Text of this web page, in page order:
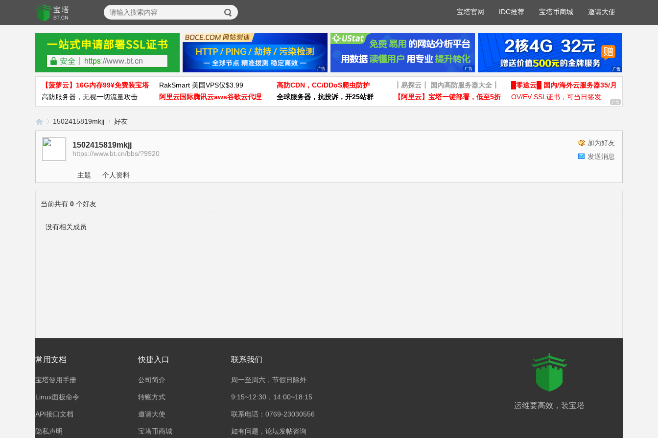
宝塔官网 IDC推荐 宝塔币商城 邀请大使
【菠萝云】16G内存99¥免费装宝塔 RakSmart 美国VPS仅$3.99 高防CDN，CC/DDoS爬虫防护 ┃易探云┃ 国内高防服务器大全┃
█零途云█ 国内/海外云服务器35/月
高防服务器，无视一切流量攻击
阿里云国际腾讯云aws谷歌云代理 全球服务器，抗投诉，开25站群 【阿里云】宝塔一键部署，低至5折 OV/EV SSL证书，可当日签发
宝
面
›
1502415819mkjj 好友
加为好友
发送消息
1502415819mkjj
https://www.bt.cn/bbs/?9920
主题 个人资料
当前共有 0 个好友
没有相关成员
常用文档
宝塔使用手册
Linux面板命令
API接口文档
隐私声明
快捷入口
公司简介
转账方式
邀请大使
宝塔币商城
联系我们
周一至周六，节假日除外
9:15~12:30，14:00~18:15
联系电话：0769-23030556
如有问题，论坛发帖咨询
运维要高效，装宝塔